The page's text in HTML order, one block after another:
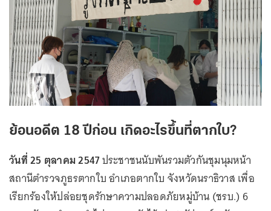
ย้อนอดีต 18 ปีก่อน เกิดอะไรขึ้นที่ตากใบ?
วันที่ 25 ตุลาคม 2547ประชาชนนับพันรวมตัวกันชุมนุมหน้า
สถานีตำรวจภูธรตากใบ อำเภอตากใบ จังหวัดนราธิวาส เพื่อ
เรียกร้องให้ปล่อยชุดรักษาความปลอดภัยหมู่บ้าน (ชรบ.) 6